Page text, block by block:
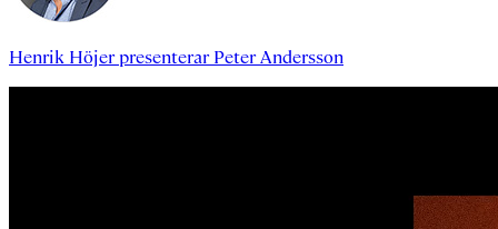
Henrik Höjerpresenterar Peter Andersson